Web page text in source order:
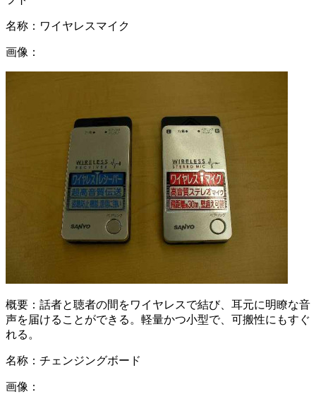
名称： ワイヤレスマイク
画像：
概要： 話者と聴者の間をワイヤレスで結び、耳元に明瞭な音
声を届けることができる。軽量かつ小型で、可搬性にもすぐ
れる。
名称： チェンジングボード
画像：